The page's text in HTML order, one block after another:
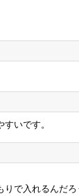
いです。
で入れるんだ